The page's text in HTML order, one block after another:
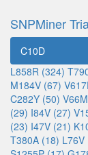
SNPMiner
C10D
L858R (324)
M184V (67)
C282Y (50)
(29) I84V (27)
(23) I47V (21)
T380A (18) L76V